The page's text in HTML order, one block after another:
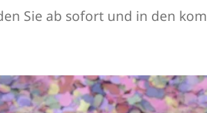
Sie ab sofort und in den